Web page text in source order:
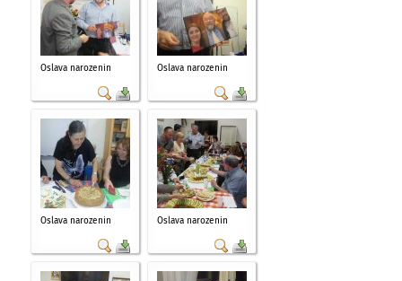
Oslava narozenin Oslava narozenin
Oslava narozenin Oslava narozenin